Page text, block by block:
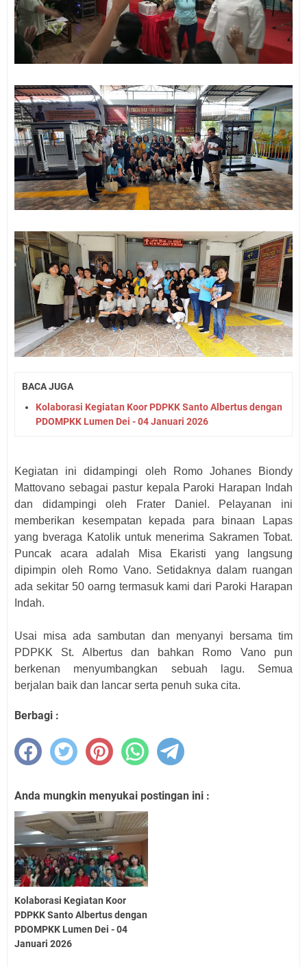
BACA JUGA
Kolaborasi Kegiatan Koor PDPKK Santo Albertus dengan
PDOMPKK Lumen Dei - 04 Januari 2026
Kegiatan ini didampingi oleh Romo Johanes Biondy
Mattovano sebagai pastur kepala Paroki Harapan Indah
dan didampingi oleh Frater Daniel. Pelayanan ini
memberikan kesempatan kepada para binaan Lapas
yang bveraga Katolik untuk menerima Sakramen Tobat.
Puncak acara adalah Misa Ekaristi yang langsung
dipimpin oleh Romo Vano. Setidaknya dalam ruangan
ada sekitar 50 oarng termasuk kami dari Paroki Harapan
Indah.
Usai misa ada sambutan dan menyanyi bersama tim
PDPKK St. Albertus dan bahkan Romo Vano pun
berkenan menyumbangkan sebuah lagu. Semua
berjalan baik dan lancar serta penuh suka cita.
Berbagi :
Anda mungkin menyukai postingan ini :
Kolaborasi Kegiatan Koor
PDPKK Santo Albertus dengan
PDOMPKK Lumen Dei - 04
Januari 2026